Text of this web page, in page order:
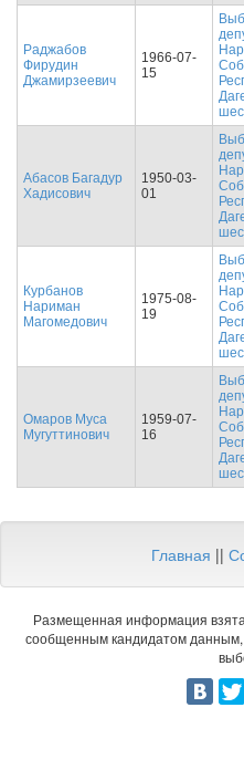
Раджабов
Фирудин
Джамирзеевич
1966-07-
15
Абасов Багадур
Хадисович
1950-03-
01
Курбанов
Нариман
Магомедович
1975-08-
19
Омаров Муса
Мугуттинович
1959-07-
16
Главная ||
Размещенная информация
сообщенным кандидатом данным,